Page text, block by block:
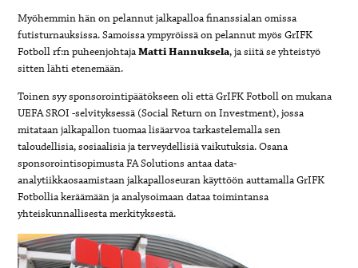
Myöhemmin hän on pelannut jalkapalloa finanssialan omissa
futisturnauksissa. Samoissa ympyröissä on pelannut myös GrIFK
Fotboll rf:n puheenjohtajaMatti Hannuksela, ja siitä se yhteistyö
sitten lähti etenemään.
Toinen syy sponsorointipäätökseen oli että GrIFK Fotboll on mukana
UEFA SROI -selvityksessä (Social Return on Investment), jossa
mitataan jalkapallon tuomaa lisäarvoa tarkastelemalla sen
taloudellisia, sosiaalisia ja terveydellisiä vaikutuksia. Osana
sponsorointisopimusta FA Solutions antaa data-
analytiikkaosaamistaan jalkapalloseuran käyttöön auttamalla GrIFK
Fotbollia keräämään ja analysoimaan dataa toimintansa
yhteiskunnallisesta merkityksestä.